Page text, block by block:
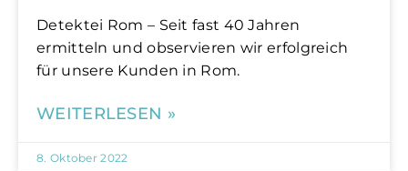
Detektei Rom – Seit fast 40 Jahren
ermitteln und observieren wir erfolgreich
für unsere Kunden in Rom.
WEITERLESEN »
8. Oktober 2022